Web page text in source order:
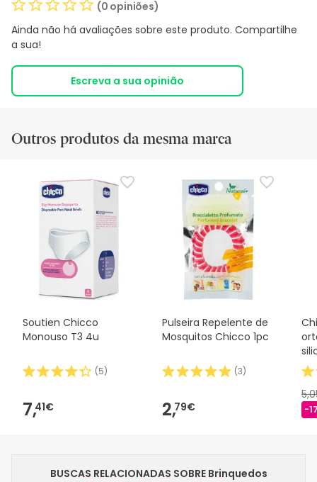
(0 opiniões)
Ainda não há avaliações sobre este produto. Compartilhe
a sua!
Escreva a sua opinião
Outros produtos da mesma marca
Soutien Chicco
Monouso T3 4u
(5)
7,41€
Pulseira Repelente de
Mosquitos Chicco 1pc
(3)
2,79€ -
BUSCAS RELACIONADAS SOBRE Brinquedos